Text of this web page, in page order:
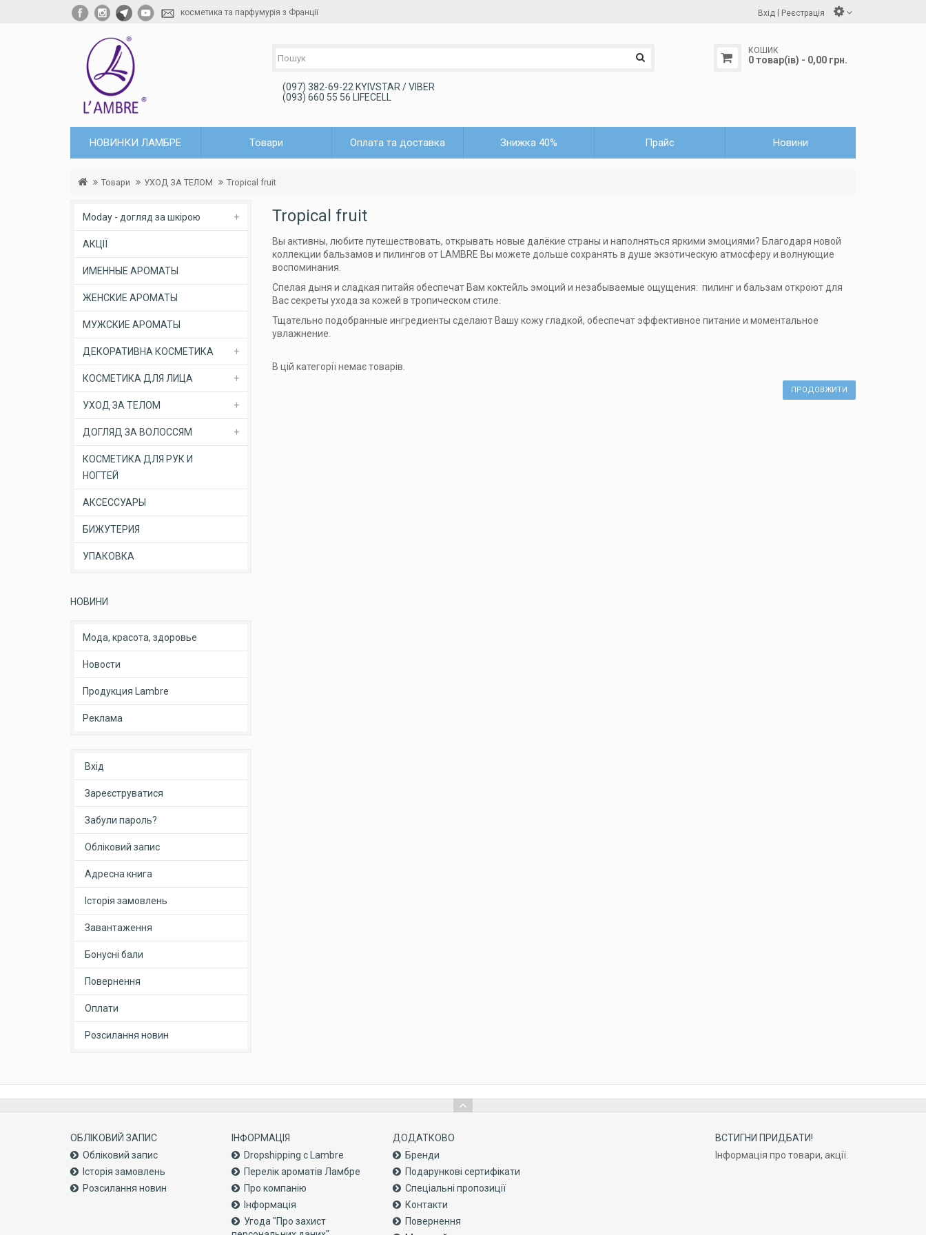
косметика та парфумурія з Франції Вхід | Реєстрація
(097) 382-69-22 KYIVSTAR / VIBER
(093) 660 55 56 LIFECELL
КОШИК
0 товар(ів) - 0,00 грн.
НОВИНКИ ЛАМБРЕ Товари Оплата та доставка Знижка 40% Прайс Новини
Товари УХОД ЗА ТЕЛОМ Tropical fruit
Moday - догляд за шкірою
АКЦІЇ
ИМЕННЫЕ АРОМАТЫ
ЖЕНСКИЕ АРОМАТЫ
МУЖСКИЕ АРОМАТЫ
ДЕКОРАТИВНА КОСМЕТИКА
КОСМЕТИКА ДЛЯ ЛИЦА
УХОД ЗА ТЕЛОМ
ДОГЛЯД ЗА ВОЛОССЯМ
КОСМЕТИКА ДЛЯ РУК И
НОГТЕЙ
АКСЕССУАРЫ
БИЖУТЕРИЯ
УПАКОВКА
НОВИНИ
Мода, красота, здоровье
Новости
Продукция Lambre
Реклама
Вхід
Зареєструватися
Забули пароль?
Обліковий запис
Адресна книга
Історія замовлень
Завантаження
Бонусні бали
Повернення
Оплати
Розсилання новин
Tropical fruit
Вы активны, любите путешествовать, открывать новые далёкие страны и наполняться яркими эмоциями? Благодаря новой
коллекции бальзамов и пилингов от LAMBRE Вы можете дольше сохранять в душе экзотическую атмосферу и волнующие
воспоминания.
Спелая дыня и сладкая питайя обеспечат Вам коктейль эмоций и незабываемые ощущения: пилинг и бальзам откроют для
Вас секреты ухода за кожей в тропическом стиле.
Тщательно подобранные ингредиенты сделают Вашу кожу гладкой, обеспечат эффективное питание и моментальное
увлажнение.
В цій категорії немає товарів.
ПРОДОВЖИТИ
ОБЛІКОВИЙ ЗАПИС
Обліковий запис
Історія замовлень
Розсилання новин
ІНФОРМАЦІЯ
Dropshipping с Lambre
Перелік ароматів Ламбре
Про компанiю
Інформація
Угода "Про захист
ДОДАТКОВО
Бренди
Подарункові сертифікати
Спеціальні пропозиції
Контакти
Повернення
ВСТИГНИ ПРИДБАТИ!
Інформація про товари, акції.